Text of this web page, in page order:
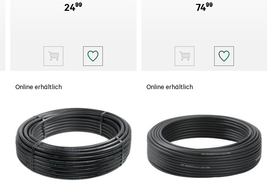
2499 7499
Online erhältlich Online erhältlich